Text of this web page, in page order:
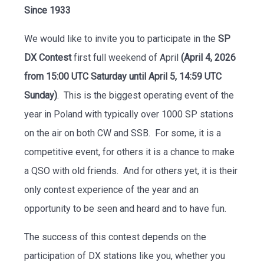
Since 1933
We would like to invite you to participate in the SP
DX Contestfirst full weekend of April (April 4, 2026
from 15:00 UTC Saturday until April 5, 14:59 UTC
Sunday). This is the biggest operating event of the
year in Poland with typically over 1000 SP stations
on the air on both CW and SSB. For some, it is a
competitive event, for others it is a chance to make
a QSO with old friends. And for others yet, it is their
only contest experience of the year and an
opportunity to be seen and heard and to have fun.
The success of this contest depends on the
participation of DX stations like you, whether you